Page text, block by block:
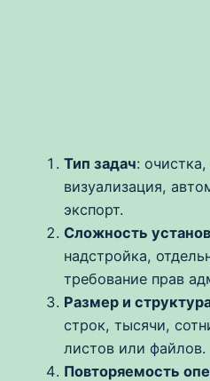
Тип задач:
визуализация,
экспорт.
Сложность
надстройка,
требование прав
Размер и
строк, тысячи,
листов или файлов.
Повторяемость